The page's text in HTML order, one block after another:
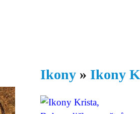
Ikony » Ikony